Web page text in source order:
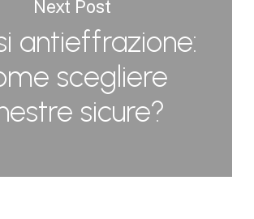
Next Post
antieffrazione:
scegliere
sicure?